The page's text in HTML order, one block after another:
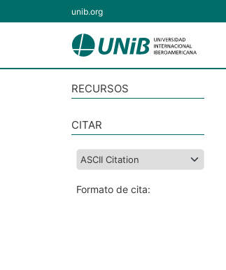
unib.org
RECURSOS
CITAR
Formato de cita: